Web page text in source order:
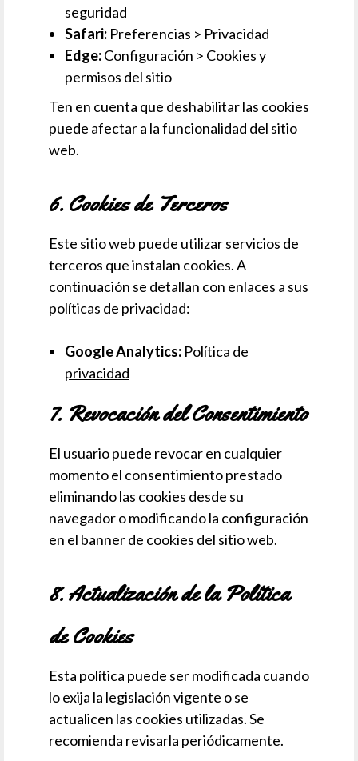
seguridad
Safari:Preferencias > Privacidad
Edge:Configuración > Cookies y
permisos del sitio
Ten en cuenta que deshabilitar las cookies
puede afectar a la funcionalidad del sitio
web.
6. Cookies de Terceros
Este sitio web puede utilizar servicios de
terceros que instalan cookies. A
continuación se detallan con enlaces a sus
políticas de privacidad:
Google Analytics: Política de
privacidad
7. Revocación del Consentimiento
El usuario puede revocar en cualquier
momento el consentimiento prestado
eliminando las cookies desde su
navegador o modificando la configuración
en el banner de cookies del sitio web.
8. Actualización de la Política
de Cookies
Esta política puede ser modificada cuando
lo exija la legislación vigente o se
actualicen las cookies utilizadas. Se
recomienda revisarla periódicamente.